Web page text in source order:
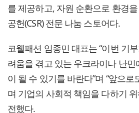
를 제공하고, 자원 순환으로 환경
공헌(CSR) 전문 나눔 스토어다.
코웰패션 임종민 대표는 “이번 기
려움을 겪고 있는 우크라이나 난
이 될 수 있기를 바란다”며 “앞으
며 기업의 사회적 책임을 다하기
전했다.